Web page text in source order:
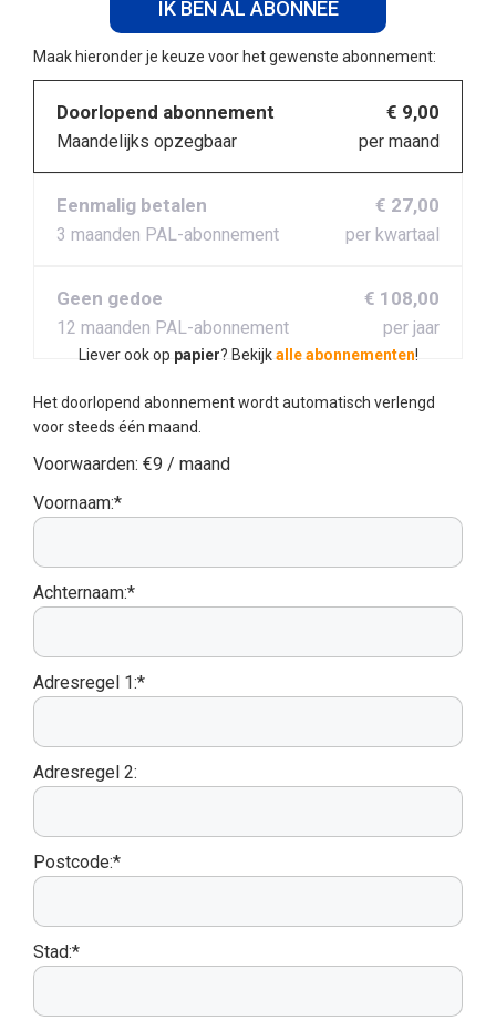
IK BEN AL ABONNEE
Maak hieronder je keuze voor het gewenste abonnement:
Doorlopend abonnement
Maandelijks opzegbaar
€ 9,00
per maand
Eenmalig betalen
3 maanden PAL-abonnement
€ 27,00
per kwartaal
Geen gedoe
12 maanden PAL-abonnement
€ 108,00
per jaar
Liever ook op papier? Bekijkalle abonnementen!
Het doorlopend abonnement wordt automatisch verlengd
voor steeds één maand.
Voorwaarden: €9 / maand
Voornaam:*
Achternaam:*
Adresregel 1:*
Adresregel 2:
Postcode:*
Stad:*